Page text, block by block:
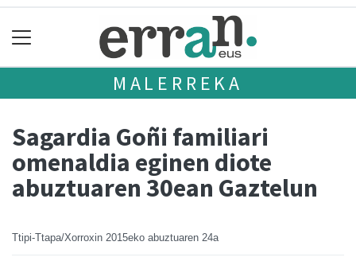
MALERREKA
Sagardia Goñi familiari
omenaldia eginen diote
abuztuaren 30ean Gaztelun
Ttipi-Ttapa/Xorroxin 2015eko abuztuaren 24a